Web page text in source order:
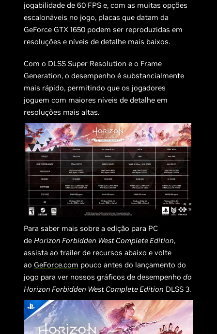
jogabilidade de 60 FPS e, com as muitas opções
escalonáveis ​​no jogo, placas que datam da
GeForce GTX 1650 podem ser reproduzidas em
resoluções e níveis de detalhe mais baixos.
Com o DLSS Super Resolution e o Frame
Generation, o desempenho é substancialmente
mais rápido, permitindo que os jogadores
joguem com maiores níveis de detalhe em
resoluções mais altas.
Para saber mais sobre a edição para PC
deHorizon Forbidden West Complete Edition,
assista ao trailer de recursos abaixo e volte
ao GeForce.com pouco antes do lançamento do
jogo para ver nossos gráficos de desempenhodo
Horizon Forbidden West Complete Edition DLSS 3.